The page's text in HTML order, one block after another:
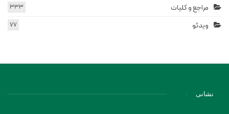
مراجع و کلیات 333
ویدئو 77
نشانی